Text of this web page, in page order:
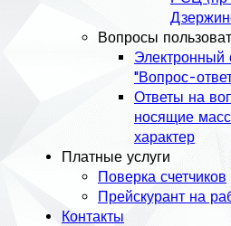
Вопросы
Электронный
"Вопрос-
Ответы на
носящие
характер
Платные услуги
Поверка счетчиков
Прейскурант на
Контакты